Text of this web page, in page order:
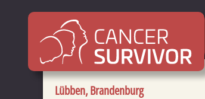
Lübben, Brandenburg